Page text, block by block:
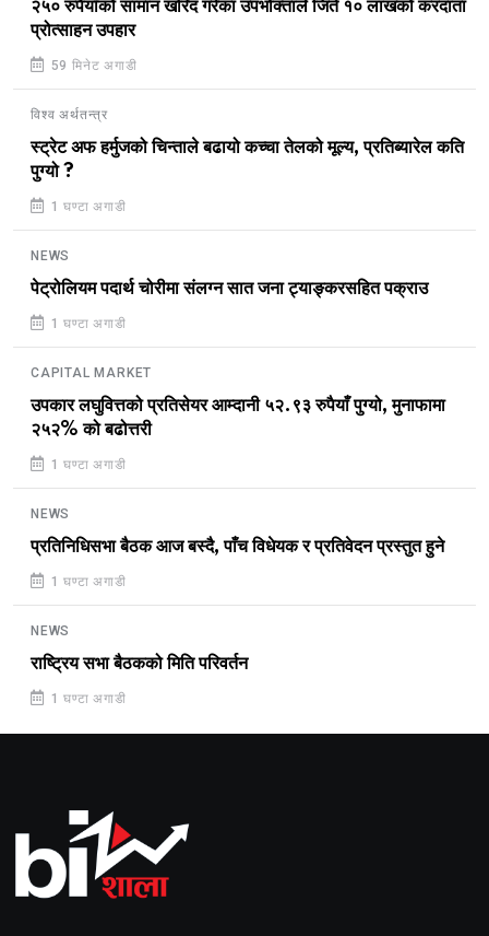
२५० रुपैयाँको सामान खरिद गरेका उपभोक्ताले जिते १० लाखको करदाता
प्रोत्साहन उपहार
59 मिनेट अगाडी
विश्व अर्थतन्त्र
स्ट्रेट अफ हर्मुजको चिन्ताले बढायो कच्चा तेलको मूल्य, प्रतिब्यारेल कति
पुग्यो ?
1 घण्टा अगाडी
NEWS
पेट्रोलियम पदार्थ चोरीमा संलग्न सात जना ट्याङ्करसहित पक्राउ
1 घण्टा अगाडी
CAPITAL MARKET
उपकार लघुवित्तको प्रतिसेयर आम्दानी ५२.९३ रुपैयाँ पुग्यो, मुनाफामा
२५२% को बढोत्तरी
1 घण्टा अगाडी
NEWS
प्रतिनिधिसभा बैठक आज बस्दै, पाँच विधेयक र प्रतिवेदन प्रस्तुत हुने
1 घण्टा अगाडी
NEWS
राष्ट्रिय सभा बैठकको मिति परिवर्तन
1 घण्टा अगाडी